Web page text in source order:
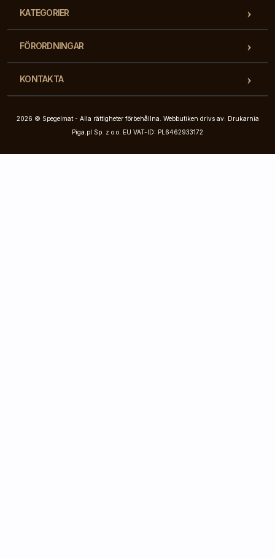
KATEGORIER
FÖRORDNINGAR
KONTAKTA
2026 © Spegelmat - Alla rättigheter förbehållna. Webbutiken drivs av: Drukarnia
Piga.pl Sp. z o.o. EU VAT-ID: PL6462933172